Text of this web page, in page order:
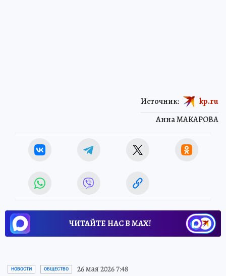
Анна МАКАРОВА
Источник: kp.ru
ЧИТАЙТЕ НАС В МАХ!
НОВОСТИ ОБЩЕСТВО 26 мая 2026 7:48